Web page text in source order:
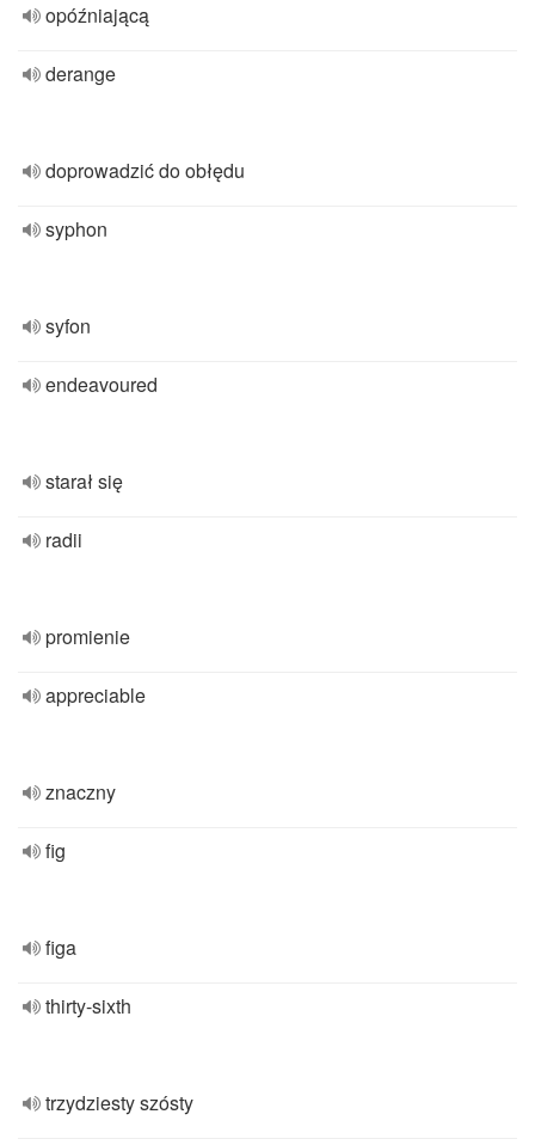
opóźniającą
derange
doprowadzić do obłędu
syphon
syfon
endeavoured
starał się
radii
promienie
appreciable
znaczny
fig
figa
thirty-sixth
trzydziesty szósty